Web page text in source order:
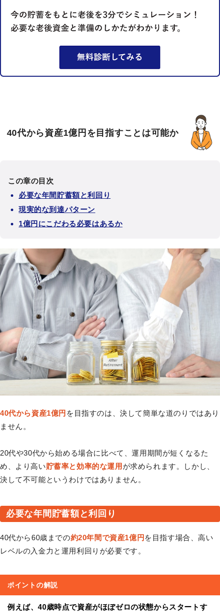
40代から資産1億円を目指すことは可能か
この章の目次
必要な年間貯蓄額と利回り
現実的な到達パターン
1億円にこだわる必要はあるか
40代から資産1億円 を目指すのは、決して簡単な道のりではあり
ません。
20代や30代から始める場合に比べて、運用期間が短くなるた
め、より高い貯蓄率と効率的な運用 が求められます。しかし、
決して不可能というわけではありません。
必要な年間貯蓄額と利回り
40代から60歳までの約20年間で資産1億円 を目指す場合、高い
レベルの入金力と運用利回りが必要です。
ポイントの解説
例えば、40歳時点で資産がほぼゼロの状態からスタートす